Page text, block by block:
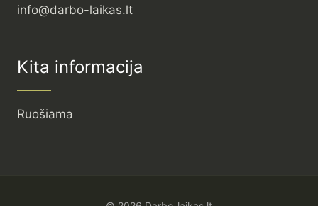
info@darbo-laikas.lt
Kita informacija
Ruošiama